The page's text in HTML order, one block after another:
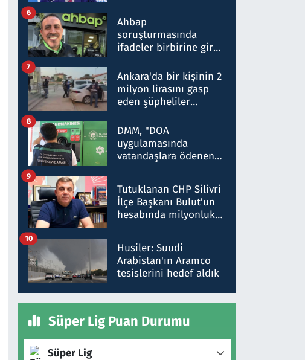
nitelikte olduğunu
belirtti
Ahbap
soruşturmasında
ifadeler birbirine girdi:
ifadelerinden ortaya
çıkan tablo şok etti
6
Ankara'da bir kişinin 2
milyon lirasını gasp
eden şüpheliler
7
DMM, "DOA
uygulamasında
vatandaşlara ödenen
düşürüldüğü" iddiasını
yalanladı
8
Tutuklanan CHP Silivri
İlçe Başkanı Bulut'un
hesabında milyonluk
talimat verdi, ben
gönderdim
9
Husiler: Suudi
Arabistan'ın Aramco
tesislerini hedef aldık
10
Süper Lig Puan Durumu
Süper Lig